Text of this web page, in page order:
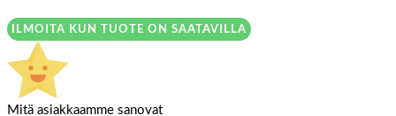
ILMOITA KUN TUOTE ON SAATAVILLA
Mitä asiakkaamme sanovat